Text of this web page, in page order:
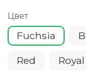
Цвет
Fuchsia
Red